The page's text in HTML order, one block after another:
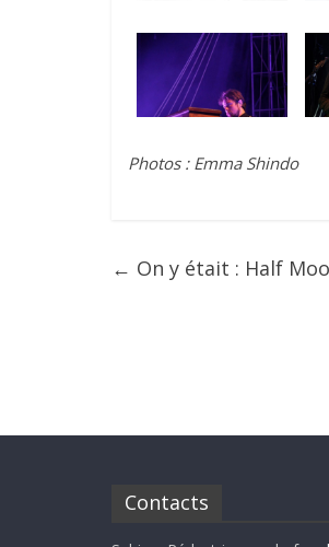
Photos : Emma Shindo
← On y était : Half
Contacts